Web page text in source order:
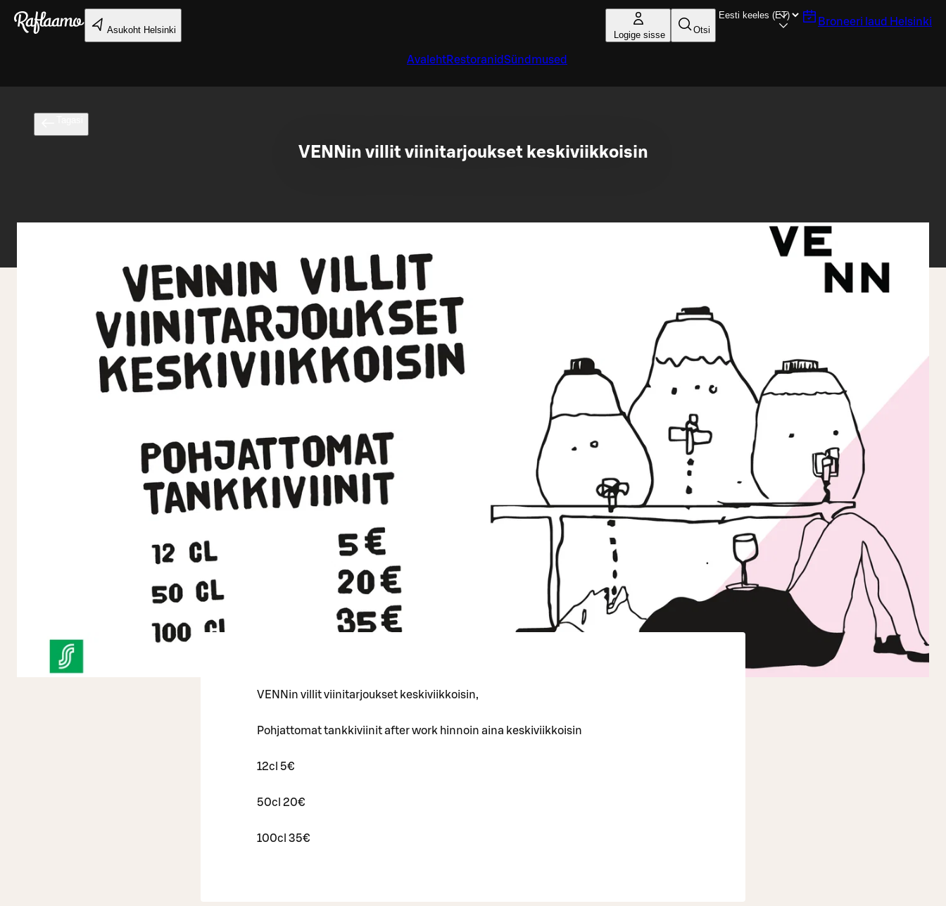
Liigu peamise sisu juurde
Asukoht Helsinki Logige sisse Otsi
Broneeri laud Helsinki
AvalehtRestoranidSündmused
VENNin villit viinitarjoukset keskiviikkoisin
VENNin villit viinitarjoukset keskiviikkoisin,
Pohjattomat tankkiviinit after work hinnoin aina keskiviikkoisin
12cl 5€
50cl 20€
100cl 35€